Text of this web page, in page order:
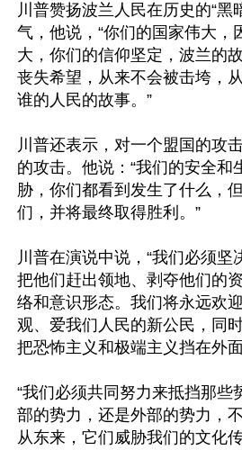
川普赞扬波兰人民在历史的“黑
气，他说，“你们的国家伟大，
大，你们的信仰坚定，波兰的
丧失希望，从来不会被击垮，
谁的人民的故事。”
川普还表示，对一个盟国的攻
的攻击。他说：“我们的安全和
胁，你们都看到发生了什么，
们，并将最终取得胜利。”
川普在演说中说，“我们必须坚
把他们赶出领地、剥夺他们的
络和意识形态。我们将永远欢
观、爱我们人民的新公民，同
把恐怖主义和极端主义挡在外
“我们必须共同努力来抵挡那些
部的势力，还是外部的势力，
从东来，它们威胁我们的文化